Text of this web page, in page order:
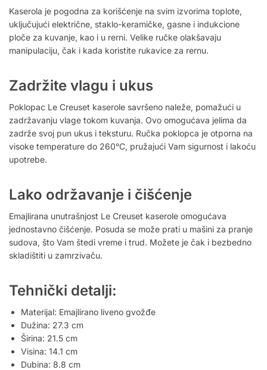
Kaserola je pogodna za korišćenje na svim izvorima toplote,
uključujući električne, staklo-keramičke, gasne i indukcione
ploče za kuvanje, kao i u rerni. Velike ručke olakšavaju
manipulaciju, čak i kada koristite rukavice za rernu.
Zadržite vlagu i ukus
Poklopac Le Creuset kaserole savršeno naleže, pomažući u
zadržavanju vlage tokom kuvanja. Ovo omogućava jelima da
zadrže svoj pun ukus i teksturu. Ručka poklopca je otporna na
visoke temperature do 260°C, pružajući Vam sigurnost i lakoću
upotrebe.
Lako održavanje i čišćenje
Emajlirana unutrašnjost Le Creuset kaserole omogućava
jednostavno čišćenje. Posuda se može prati u mašini za pranje
sudova, što Vam štedi vreme i trud. Možete je čak i bezbedno
skladištiti u zamrzivaču.
Tehnički detalji:
Materijal: Emajlirano liveno gvožđe
Dužina: 27.3 cm
Širina: 21.5 cm
Visina: 14.1 cm
Dubina: 8.8 cm